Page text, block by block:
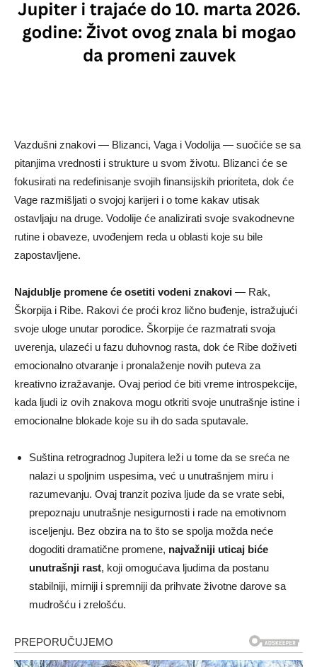
Vazdušni znakovi — Blizanci, Vaga i Vodolija — suočiće se sa
pitanjima vrednosti i strukture u svom životu. Blizanci će se
fokusirati na redefinisanje svojih finansijskih prioriteta, dok će
Vage razmišljati o svojoj karijeri i o tome kakav utisak
ostavljaju na druge. Vodolije će analizirati svoje svakodnevne
rutine i obaveze, uvođenjem reda u oblasti koje su bile
zapostavljene.
Najdublje promene će osetiti vodeni znakovi — Rak,
Škorpija i Ribe. Rakovi će proći kroz lično buđenje, istražujući
svoje uloge unutar porodice. Škorpije će razmatrati svoja
uverenja, ulazeći u fazu duhovnog rasta, dok će Ribe doživeti
emocionalno otvaranje i pronalaženje novih puteva za
kreativno izražavanje. Ovaj period će biti vreme introspekcije,
kada ljudi iz ovih znakova mogu otkriti svoje unutrašnje istine i
emocionalne blokade koje su ih do sada sputavale.
Suština retrogradnog Jupitera leži u tome da se sreća ne
nalazi u spoljnim uspesima, već u unutrašnjem miru i
razumevanju. Ovaj tranzit poziva ljude da se vrate sebi,
prepoznaju unutrašnje nesigurnosti i rade na emotivnom
isceljenju. Bez obzira na to što se spolja možda neće
dogoditi dramatične promene, najvažniji uticaj biće
unutrašnji rast, koji omogućava ljudima da postanu
stabilniji, mirniji i spremniji da prihvate životne darove sa
mudrošću i zrelošću.